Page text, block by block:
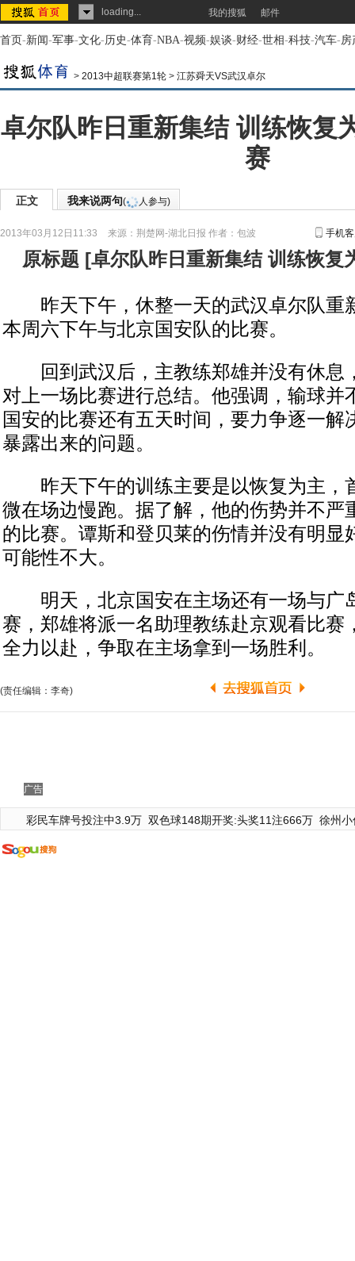
loading... 我的搜狐 邮件
首页-新闻-军事-文化-历史-体育-NBA-视频-娱谈-财经-世相-科技-汽车-房
> 2013中超联赛第1轮 > 江苏舜天VS武汉卓尔
卓尔队昨日重新集结 训练恢复
赛
正文 我来说两句( 人参与)
2013年03月12日11:33 来源： 荆楚网-湖北日报 作者：包波 手机
原标题 [卓尔队昨日重新集结 训练恢复
昨天下午，休整一天的武汉卓尔队重
本周六下午与北京国安队的比赛。
回到武汉后，主教练郑雄并没有休息
对上一场比赛进行总结。他强调，输球并
国安的比赛还有五天时间，要力争逐一解
暴露出来的问题。
昨天下午的训练主要是以恢复为主，
微在场边慢跑。据了解，他的伤势并不严
的比赛。谭斯和登贝莱的伤情并没有明显
可能性不大。
明天，北京国安在主场还有一场与广
赛，郑雄将派一名助理教练赴京观看比赛
全力以赴，争取在主场拿到一场胜利。
(责任编辑：李奇)
广告
彩民车牌号投注中3.9万 双色球148期开奖:头奖11注666万 徐州